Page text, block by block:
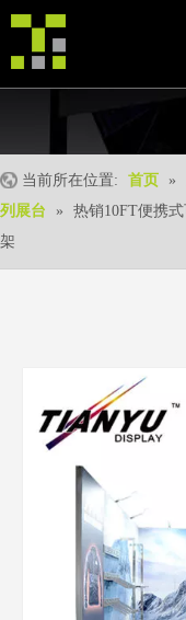
产品中心
我们的优势
当前所在位置: 首页 »
列展台
»
热销10FT便携
架